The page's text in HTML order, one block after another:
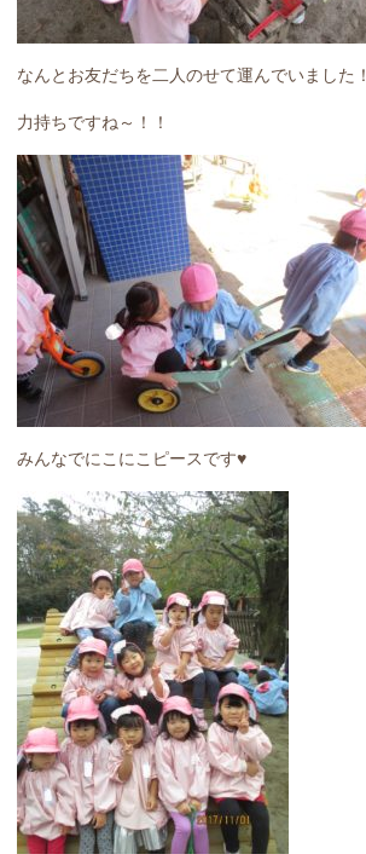
なんとお友だちを二人のせて運んでいました！
力持ちですね～！！
みんなでにこにこピースです♥